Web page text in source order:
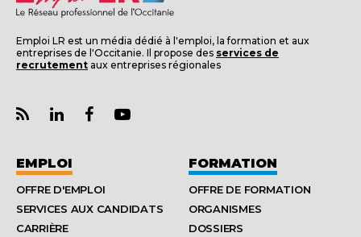
Emploi LR est un média dédié à l'emploi, la formation et aux
entreprises de l'Occitanie. Il propose des services de
recrutement aux entreprises régionales
EMPLOI
OFFRE D'EMPLOI
SERVICES AUX CANDIDATS
CARRIÈRE
FORMATION
OFFRE DE FORMATION
ORGANISMES
DOSSIERS